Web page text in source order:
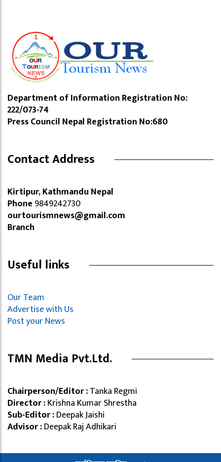
Department of Information Registration No:
222/073-74
Press Council Nepal Registration No:680
Contact Address
Kirtipur, Kathmandu Nepal
Phone 9849242730
ourtourismnews@gmail.com
Branch
Useful links
Our Team
Advertise with Us
Post your News
TMN Media Pvt.Ltd.
Chairperson/Editor :Tanka Regmi
Director :Krishna Kumar Shrestha
Sub-Editor :Deepak Jaishi
Advisor :Deepak Raj Adhikari